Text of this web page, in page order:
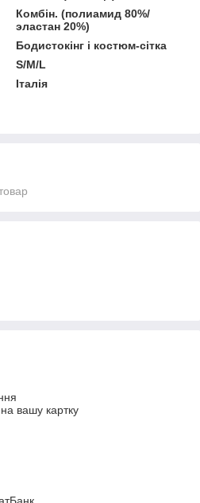
Комбін. (полиамид 80%/
эластан 20%)
Бодистокінг і костюм-сітка
S/M/L
Італія
вашу картку